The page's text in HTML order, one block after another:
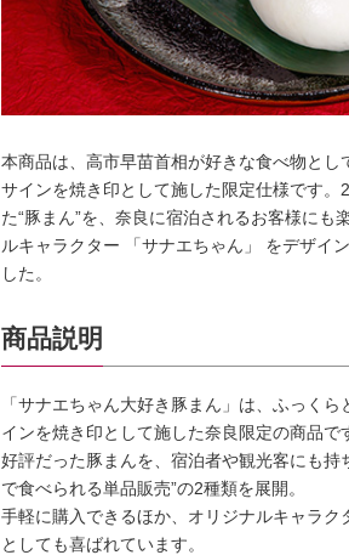
本商品は、高市早苗首相が好きな食べ物と
サインを焼き印として施した限定仕様です
た“豚まん”を、奈良に宿泊されるお客様に
ルキャラクター 「サナエちゃん」 をデザイ
した。
商品説明
「サナエちゃん大好き豚まん」は、ふっく
インを焼き印として施した奈良限定の商品
好評だった豚まんを、宿泊者や観光客にも持
で食べられる単品販売”の2種類を展開。
手軽に購入できるほか、オリジナルキャラ
としても喜ばれています。